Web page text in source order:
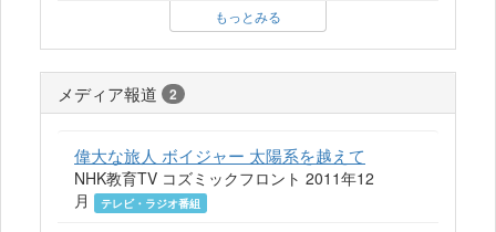
もっとみる
メディア報道 2
偉大な旅人 ボイジャー 太陽系を越えて
NHK教育TV コズミックフロント 2011年12
月
テレビ・ラジオ番組